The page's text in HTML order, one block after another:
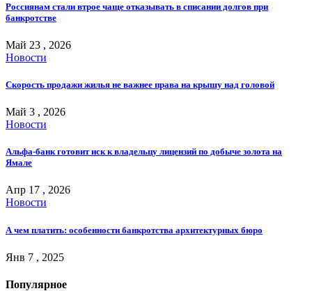
Россиянам стали втрое чаще отказывать в списании долгов при
банкротстве
Май 23 , 2026
Новости
Скорость продажи жилья не важнее права на крышу над головой
Май 3 , 2026
Новости
Альфа-банк готовит иск к владельцу лицензий по добыче золота на
Ямале
Апр 17 , 2026
Новости
А чем платить: особенности банкротства архитектурных бюро
Янв 7 , 2025
Популярное